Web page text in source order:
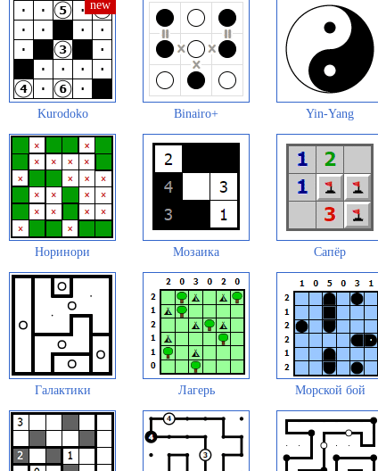
Kurodoko Binairo+ Yin-Yang
Норинори Мозаика Сапёр
Галактики Лагерь Морской бой